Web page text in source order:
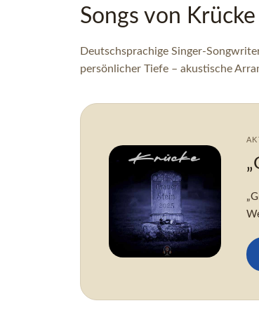
Songs von Krücke
Deutschsprachige Singer-
persönlicher Tiefe – akustische